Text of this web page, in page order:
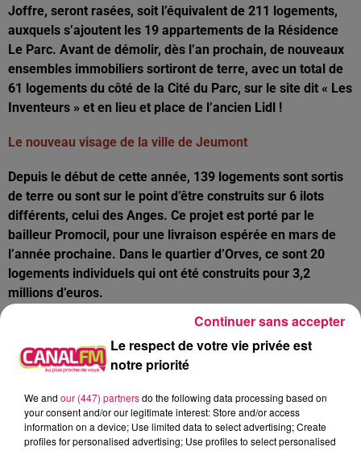
Joffre, seront rasées, soit l’équivalent de 211 logements,
auxquels s’ajoutent les 19 appartements de la Résidence
Le Parc. Avant de démolir, dès l’an prochain, de nouveaux
ensembles immobiliers sortiront de terre, avec un total de
61 logements du côté de la Cité du Parc, sur le site dit « Les
Inventeurs » et en lieu et place de l’ancien Lidl !
Le nouveau visage de la ville de Jeumont
Depuis le début de cette année, 139 logements sont sortis
de terre ou sont sur le point d’être construits sur 6 ilots
différents, celui des Anges. Ce projet est porté par le
bailleur Promocil, pour une livraison espérée en mars de
l’année prochaine. Dans le quartier d’Orves, ce sont 20
logements individuels qui ont été construits pour 3,2
millions d’euros.
1 millions d’euros de subventions accordées à la ville
d’Aulnoye-Aymeries
d’agrandissement du Théâtre Léo Ferré, qui sera inauguré
ce week-end et la requalification de la salle des Sports
Le respect de votre vie privée est
notre priorité
We and our (447) partnersdo the following data processing based on
your consent and/or our legitimate interest: Store and/or access
information on a device; Use limited data to select advertising; Create
profiles for personalised advertising; Use profiles to select personalised
Continuer sans accepter